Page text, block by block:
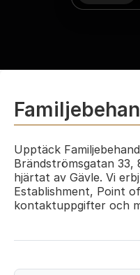
Upptäck
Brändströmsgatan 33,
hjärtat av Gävle. Vi
Establishment, Point
kontaktuppgifter och